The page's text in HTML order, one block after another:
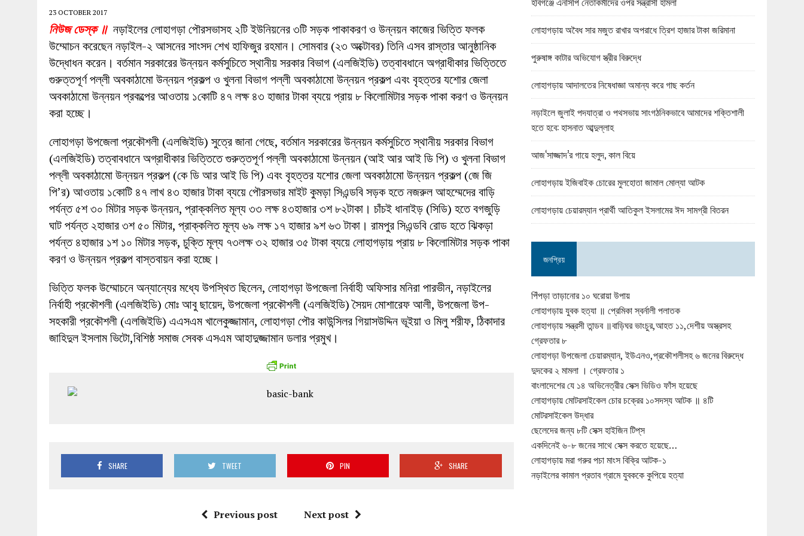
27 MAY 2026
1 AUGUST 2026 | লোহাগড়ায় জাল দলিলে নামজারি ॥ এসিল্যান্ড অফিসে ভয়াবহ দুর্নীতি
23 OCTOBER 2017
নিউজ ডেস্ক ॥ নড়াইলের লোহাগড়া পৌরসভাসহ ২টি ইউনিয়নের ৩টি সড়ক পাকাকরণ ও উন্নয়ন কাজের ভিত্তি ফলক
উম্মোচন করেছেন নড়াইল-২ আসনের সাংসদ শেখ হাফিজুর রহমান। সোমবার (২৩ অক্টোবর) তিনি এসব রাস্তার আনুষ্ঠানিক
উদ্ধোধন করেন। বর্তমান সরকারের উন্নয়ন কর্মসুচিতে স্থানীয় সরকার বিভাগ (এলজিইডি) তত্বাবধানে অগ্রাধীকার ভিত্তিতে
গুরুত্তপূর্ণ পল্লী অবকাঠামো উন্নয়ন প্রকল্প ও খুলনা বিভাগ পল্লী অবকাঠামো উন্নয়ন প্রকল্প এবং বৃহত্তর যশোর জেলা
অবকাঠামো উন্নয়ন প্রকল্পের আওতায় ১কোটি ৪৭ লক্ষ ৪৩ হাজার টাকা ব্যয়ে প্রায় ৮ কিলোমিটার সড়ক পাকা করণ ও উন্নয়ন
করা হচ্ছে।
লোহাগড়া উপজেলা প্রকৌশলী (এলজিইডি) সুত্রে জানা গেছে, বর্তমান সরকারের উন্নয়ন কর্মসুচিতে স্থানীয় সরকার বিভাগ
(এলজিইডি) তত্বাবধানে অগ্রাধীকার ভিত্তিতে গুরুত্তপূর্ণ পল্লী অবকাঠামো উন্নয়ন (আই আর আই ডি পি) ও খুলনা বিভাগ
পল্লী অবকাঠামো উন্নয়ন প্রকল্প (কে ডি আর আই ডি পি) এবং বৃহত্তর যশোর জেলা অবকাঠামো উন্নয়ন প্রকল্প (জে জি
পি’র) আওতায় ১কোটি ৪৭ লাখ ৪৩ হাজার টাকা ব্যয়ে পৌরসভার মাইট কুমড়া সিএন্ডবি সড়ক হতে নজরুল আহম্মেদের বাড়ি
পর্যন্ত ৫শ ৩০ মিটার সড়ক উন্নয়ন, প্রাক্কলিত মূল্য ৩৩ লক্ষ ৪৩হাজার ৩শ ৮২টাকা। চাঁচই ধানাইড় (সিডি) হতে বগজুড়ি
ঘাট পর্যন্ত ২হাজার ৩শ ৫০ মিটার, প্রাক্কলিত মূল্য ৬৯ লক্ষ ১৭ হাজার ৯শ ৬৩ টাকা। রামপুর সিএন্ডবি রোড হতে ঝিকড়া
পর্যন্ত ৪হাজার ১শ ১০ মিটার সড়ক, চুক্তি মূল্য ৭৩লক্ষ ৩২ হাজার ৩৫ টাকা ব্যয়ে লোহাগড়ায় প্রায় ৮ কিলোমিটার সড়ক পাকা
করণ ও উন্নয়ন প্রকল্প বাস্তবায়ন করা হচ্ছে।
ভিত্তি ফলক উম্মোচনে অন্যান্যের মধ্যে উপস্থিত ছিলেন, লোহাগড়া উপজেলা নির্বাহী অফিসার মনিরা পারভীন, নড়াইলের
নির্বাহী প্রকৌশলী (এলজিইডি) মোঃ আবু ছায়েদ, উপজেলা প্রকৌশলী (এলজিইডি) সৈয়দ মোশারেফ আলী, উপজেলা উপ-
সহকারী প্রকৌশলী (এলজিইডি) এএসএম খালেকুজ্জামান, লোহাগড়া পৌর কাউন্সিলর গিয়াসউদ্দিন ভূইয়া ও মিলু শরীফ, ঠিকাদার
জাহিদুল ইসলাম ভিটো,বিশিষ্ঠ সমাজ সেবক এসএম আহাদুজ্জামান ডলার প্রমুখ।
SHARE TWEET PIN SHARE
Previous post Next post
লোহাগড়ায় অবৈধ সার মজুত রাখার অপরাধে ত্রিশ হাজার টাকা জরিমানা
পুরুষাঙ্গ কাটার অভিযোগ স্ত্রীর বিরুদ্ধে
লোহাগড়ায় আদালতের নিষেধাজ্ঞা অমান্য করে গাছ কর্তন
নড়াইলে জুলাই পদযাত্রা ও পথসভায় সাংগঠনিকভাবে আমাদের শক্তিশালী
হতে হবে: হাসনাত আব্দুল্লাহ
আজ‘সাজ্জাদ’র গায়ে হলুদ, কাল বিয়ে
লোহাগড়ায় ইজিবাইক চোরের মুলহোতা জামাল মোল্যা আটক
লোহাগড়ায় চেয়ারম্যান প্রার্থী আতিকুল ইসলামের ঈদ সামগ্রী বিতরন
জনপ্রিয়
পিঁপড়া তাড়ানোর ১০ ঘরোয়া উপায়
লোহাগড়ায় যুবক হত্যা ॥ প্রেমিকা স্বর্নালী পলাতক
লোহাগড়ায় সন্ত্রসী তান্ডব ॥বাড়িঘর ভাংচুর,আহত ১১,দেশীয় অস্ত্রসহ
গ্রেফতার ৮
লোহাগড়া উপজেলা চেয়ারম্যান, ইউএনও,প্রকৌশলীসহ ৬ জনের বিরুদ্ধে
দুদকের ২ মামলা । গ্রেফতার ১
বাংলাদেশের যে ১৪ অভিনেত্রীর সেক্স ভিডিও ফাঁস হয়েছে
লোহাগড়ায় মোটরসাইকেল চোর চক্রের ১০সদস্য আটক ॥ ৪টি
মোটরসাইকেল উদ্ধার
ছেলেদের জন্য ৮টি সেক্স হাইজিন টিপ্‌স
একদিনেই ৬-৮ জনের সাথে সেক্স করতে হয়েছে…
লোহাগড়ায় মরা গরুর পচা মাংস বিক্রি আটক-১
নড়াইলের কামাল প্রতাব গ্রামে যুবককে কুপিয়ে হত্যা